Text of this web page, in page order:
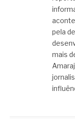
pela
mais